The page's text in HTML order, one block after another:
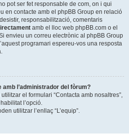
pot ser fet responsable de com, on i qui
en contacte amb el phpBB Group en relació
responsabilització, comentaris
amb el lloc web phpBB.com o el
envieu un correu electrònic al phpBB Group
programari espereu-vos una resposta
l’administrador del fòrum?
el formulari “Contacta amb nosaltres”,
l’opció.
utilitzar l’enllaç “L’equip”.